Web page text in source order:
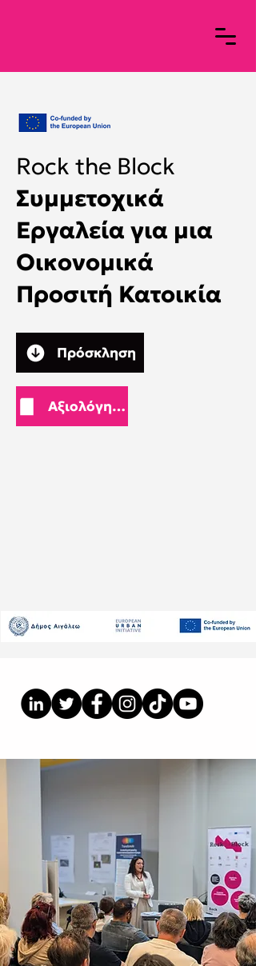
Rock the Block
Συμμετοχικά
Εργαλεία για μια
Οικονομικά
Προσιτή Κατοικία
Πρόσκληση
Αξιολόγηση